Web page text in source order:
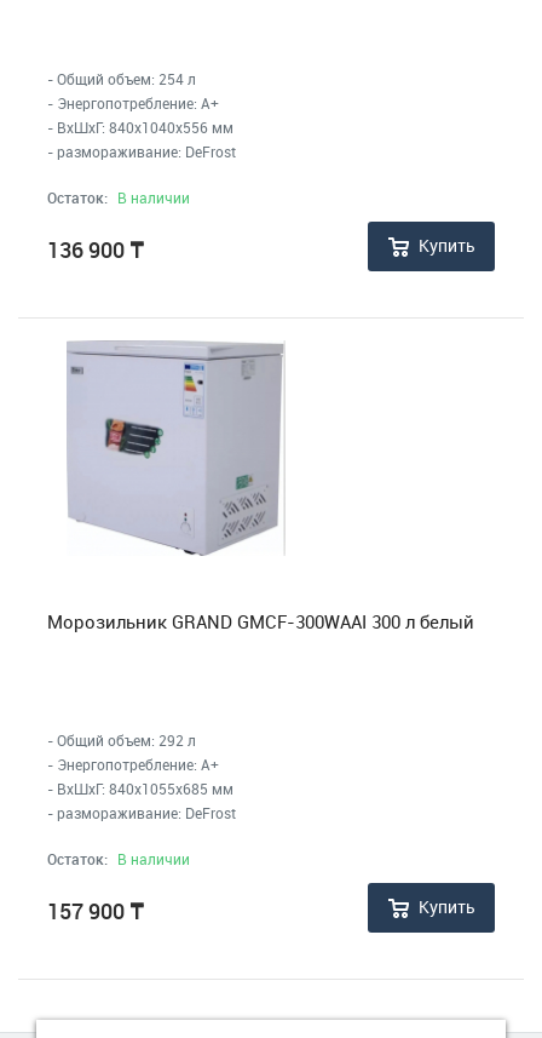
- Общий объем: 254 л
- Энергопотребление: A+
- ВхШхГ: 840x1040x556 мм
- размораживание: DeFrost
Остаток: В наличии
136 900 ₸ Купить
Морозильник GRAND GMCF-300WAAI 300 л белый
- Общий объем: 292 л
- Энергопотребление: A+
- ВхШхГ: 840x1055x685 мм
- размораживание: DeFrost
Остаток: В наличии
157 900 ₸ Купить